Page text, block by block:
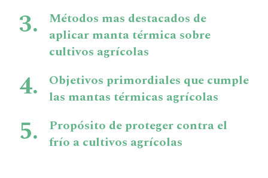
Métodos mas destacados de
aplicar manta térmica sobre
cultivos agrícolas
Objetivos primordiales que cumple
las mantas térmicas agrícolas
Propósito de proteger contra el
frío a cultivos agrícolas